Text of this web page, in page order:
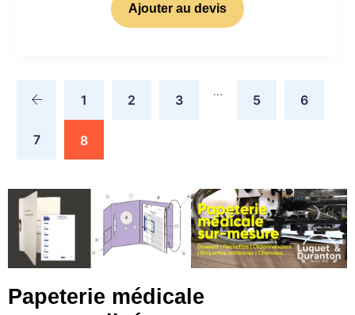
Ajouter au devis
1 2 3 5 6
7 8
Papeterie médicale